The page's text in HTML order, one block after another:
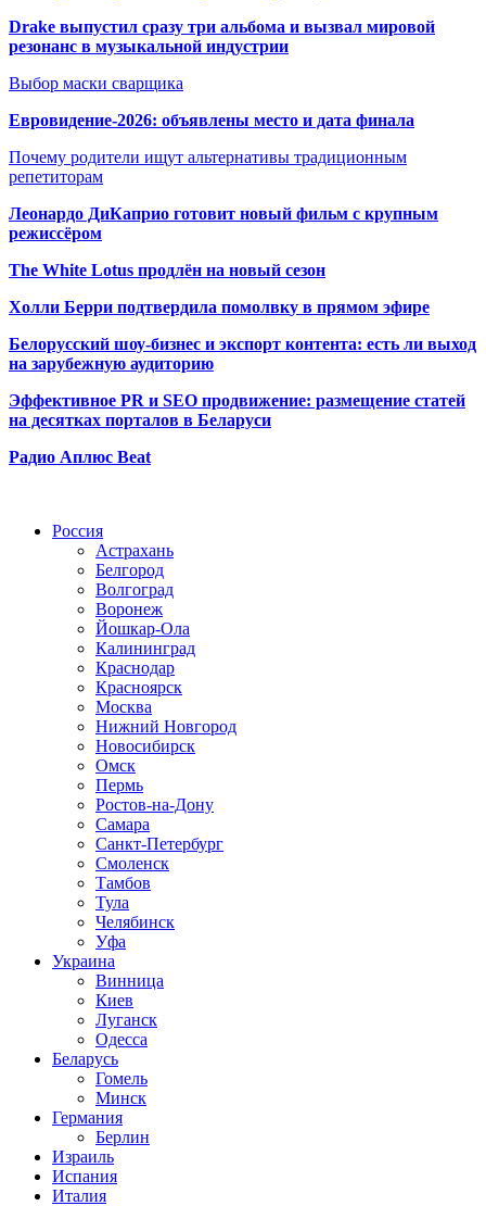
Drake выпустил сразу три альбома и вызвал мировой
резонанс в музыкальной индустрии
Выбор маски сварщика
Евровидение-2026: объявлены место и дата финала
Почему родители ищут альтернативы традиционным
репетиторам
Леонардо ДиКаприо готовит новый фильм с крупным
режиссёром
The White Lotus продлён на новый сезон
Холли Берри подтвердила помолвку в прямом эфире
Белорусский шоу-бизнес и экспорт контента: есть ли выход
на зарубежную аудиторию
Эффективное PR и SEO продвижение: размещение статей
на десятках порталов в Беларуси
Радио Аплюс Beat
Россия
Астрахань
Белгород
Волгоград
Воронеж
Йошкар-Ола
Калининград
Краснодар
Красноярск
Москва
Нижний Новгород
Новосибирск
Омск
Пермь
Ростов-на-Дону
Самара
Санкт-Петербург
Смоленск
Тамбов
Тула
Челябинск
Уфа
Украина
Винница
Киев
Луганск
Одесса
Беларусь
Гомель
Минск
Германия
Берлин
Израиль
Испания
Италия